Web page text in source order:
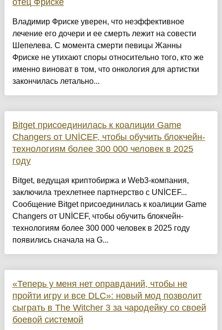
отец Фриске
Владимир Фриске уверен, что неэффективное
лечение его дочери и ее смерть лежит на совести
Шепелева. С момента смерти певицы Жанны
Фриске не утихают споры относительно того, кто же
именно виноват в том, что онкология для артистки
закончилась летально...
Bitget присоединилась к коалиции Game
Changers от UNİCEF, чтобы обучить блокчейн-
технологиям более 300 000 человек в 2025
году
Bitget, ведущая криптобиржа и Web3-компания,
заключила трехлетнее партнерство с UNİCEF...
Сообщение Bitget присоединилась к коалиции Game
Changers от UNİCEF, чтобы обучить блокчейн-
технологиям более 300 000 человек в 2025 году
появились сначала на G...
«Теперь у меня нет оправданий, чтобы не
пройти игру и все DLC»: новый мод позволит
сыграть в The Witcher 3 за чародейку со своей
боевой системой